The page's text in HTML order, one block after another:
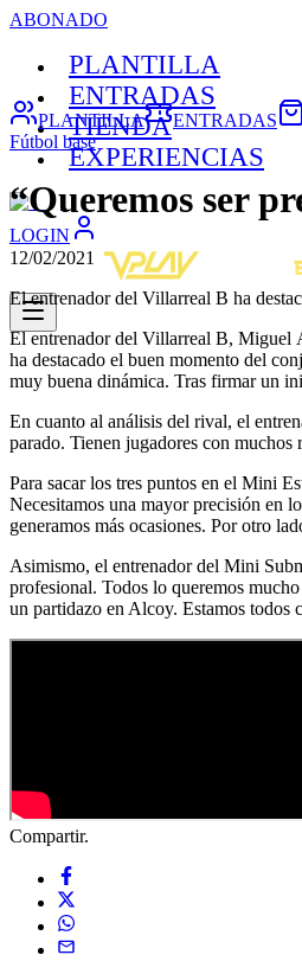
ABONADO
PLANTILLA
ENTRADAS
TIENDA
EXPERIENCIAS
LOGIN
PLANTILLA ENTRADAS
Fútbol base
“Queremos ser
12/02/2021
El entrenador del Villarreal B ha
El entrenador del Villarreal B, Miguel
ha destacado el buen momento del
muy buena dinámica. Tras firmar un
En cuanto al análisis del rival, el
parado. Tienen jugadores con
Para sacar los tres puntos en el Mini
Necesitamos una mayor precisión en
generamos más ocasiones. Por otro
Asimismo, el entrenador del Mini
profesional. Todos lo queremos
un partidazo en Alcoy. Estamos todos
Compartir.